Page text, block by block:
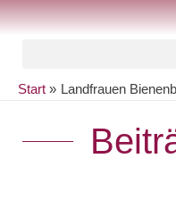
Zum
Inhalt
Start Landfrauen